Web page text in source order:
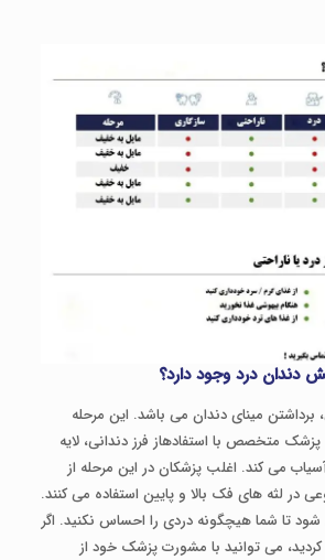
دندان درد وجود دارد؟
برداشتن مینای دندان می باشد. این مرحله
متخصص با استفادهاز فرز دندانی، لایه
آسیاب می کند. اغلب پزشکان در این مرحله از
لثه های فک بالا و پایین استفاده می کنند.
تا شما هیچگونه دردی را احساس نکنید. اگر
می توانید با مشورت پزشک خود از